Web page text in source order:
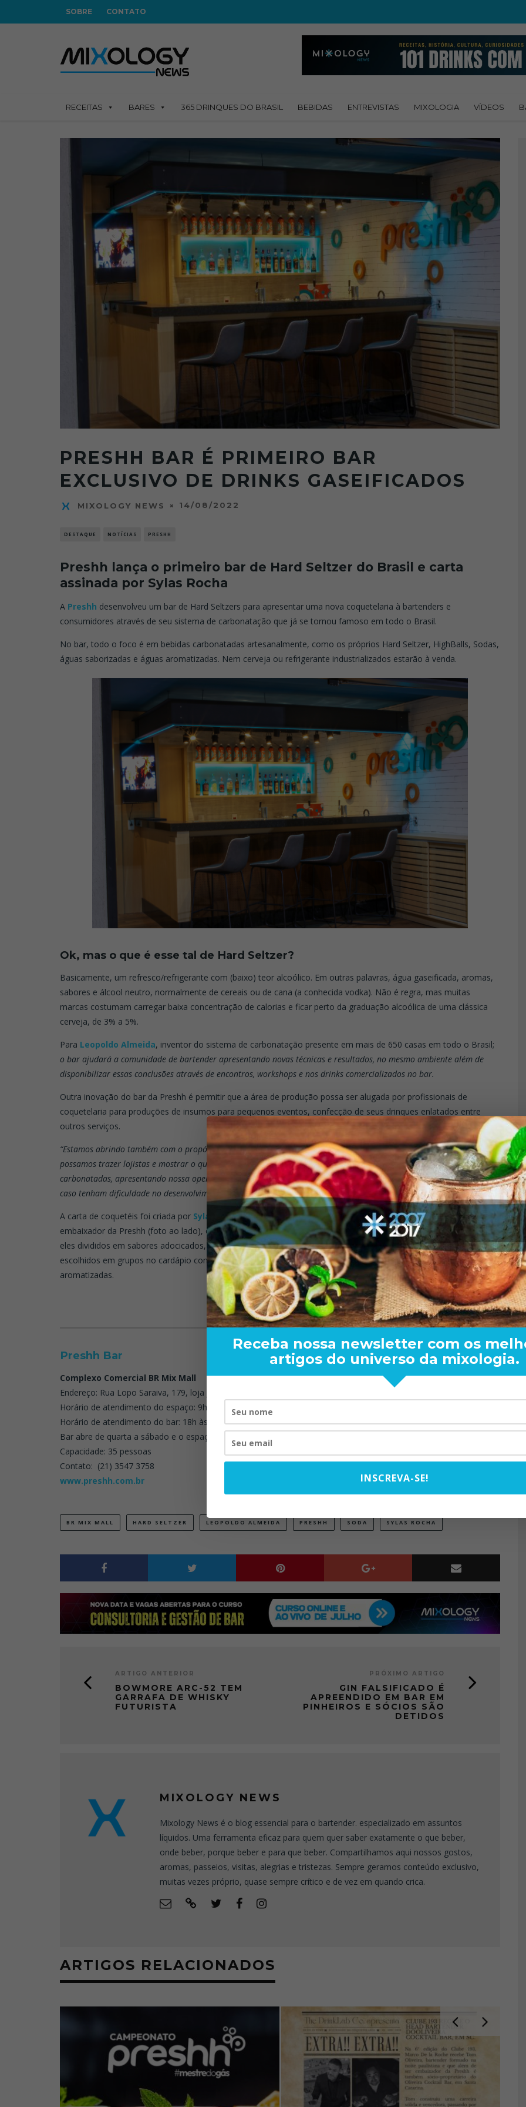
SOBRE CONTATO
RECEITAS BARES 365 DRINQUES DO BRASIL BEBIDAS ENTREVISTAS MIXOLOGIA VÍDEOS
PRESHH BAR É PRIMEIRO BAR
EXCLUSIVO DE DRINKS GASEIFICADOS
MIXOLOGY NEWS 14/08/2022
DESTAQUE NOTÍCIAS PRESHH
Preshh lança o primeiro bar de Hard Seltzer do Brasil e carta
assinada por Sylas Rocha
A Preshh desenvolveu um bar de Hard Seltzers para apresentar uma nova coquetelaria à bartenders e
consumidores através de seu sistema de carbonatação que já se tornou famoso em todo o Brasil.
No bar, todo o foco é em bebidas carbonatadas artesanalmente, como os próprios Hard Seltzer, HighBalls, Sodas,
águas saborizadas e águas aromatizadas. Nem cerveja ou refrigerante industrializados estarão à venda.
Ok, mas o que é esse tal de Hard Seltzer?
Basicamente, um refresco/refrigerante com (baixo) teor alcoólico. Em outras palavras, água gaseificada, aromas,
sabores e álcool neutro, normalmente de cereais ou de cana (a conhecida vodka). Não é regra, mas muitas
marcas costumam carregar baixa concentração de calorias e ficar perto da graduação alcoólica de uma clássica
cerveja, de 3% a 5%.
Para Leopoldo Almeida, inventor do sistema de carbonatação presente em mais de 650 casas em todo o Brasil;
o bar ajudará a comunidade de bartender apresentando novas técnicas e resultados, no mesmo ambiente além de
disponibilizar essas conclusões através de encontros, workshops e nos drinks comercializados no bar.
Outra inovação do bar da Preshh é permitir que a área de produção possa ser alugada por profissionais de
coquetelaria para produções de insumos para pequenos eventos, confecção de seus drinques enlatados entre
outros serviços.
“Estamos abrindo também com o propósito de ser um ponto para o bartender, onde
possamos trazer lojistas e mostrar o que de melhor pode ser feito com bebidas
carbonatadas, apresentando nossa operação e dando treinamento aos bartenders
caso tenham dificuldade no desenvolvimento e criação de receitas. ” explica Almeida.
A carta de coquetéis foi criada por Sylas Rocha, bartender paulistano e
embaixador da Preshh (foto ao lado), e conta com mais de 30 coquetéis, sendo
eles divididos em sabores adocicados, cítricos e amargos, que podem ser
escolhidos em grupos no cardápio como: Gin Tônicas, Spritz, sodas e água
aromatizadas.
SAIBA MAIS
Preshh Bar
Complexo Comercial BR Mix Mall
Endereço: Rua Lopo Saraiva, 179, loja J – Tanque, Rio de Janeiro
Horário de atendimento do espaço: 9h às 18h
Horário de atendimento do bar: 18h às 00h
Bar abre de quarta a sábado e o espaço diurno de segunda a sexta.
Capacidade: 35 pessoas
Contato: (21) 3547 3758
www.preshh.com.br
BR MIX MALL HARD SELTZER LEOPOLDO ALMEIDA PRESHH SODA SYLAS ROCHA
ARTIGO ANTERIOR
BOWMORE ARC-52 TEM
GARRAFA DE WHISKY
FUTURISTA
PRÓXIMO ARTIGO
GIN FALSIFICADO É
APREENDIDO EM BAR EM
PINHEIROS E SÓCIOS SÃO
DETIDOS
MIXOLOGY NEWS
Mixology News é o blog essencial para o bartender. especializado em assuntos
líquidos. Uma ferramenta eficaz para quem quer saber exatamente o que beber,
onde beber, porque beber e para que beber. Compartilhamos aqui nossos gostos,
aromas, passeios, visitas, alegrias e tristezas. Sempre geramos conteúdo exclusivo,
muitas vezes próprio, quase sempre crítico e de vez em quando crica.
ARTIGOS RELACIONADOS
RAND BARTENDER: DE BOA
VISTA PARA O MUNDO
TOM OLIVEIRA –
EXCLUSIVA
Receba nossa newsletter com os
artigos do universo da mixologia.
INSCREVA-SE!